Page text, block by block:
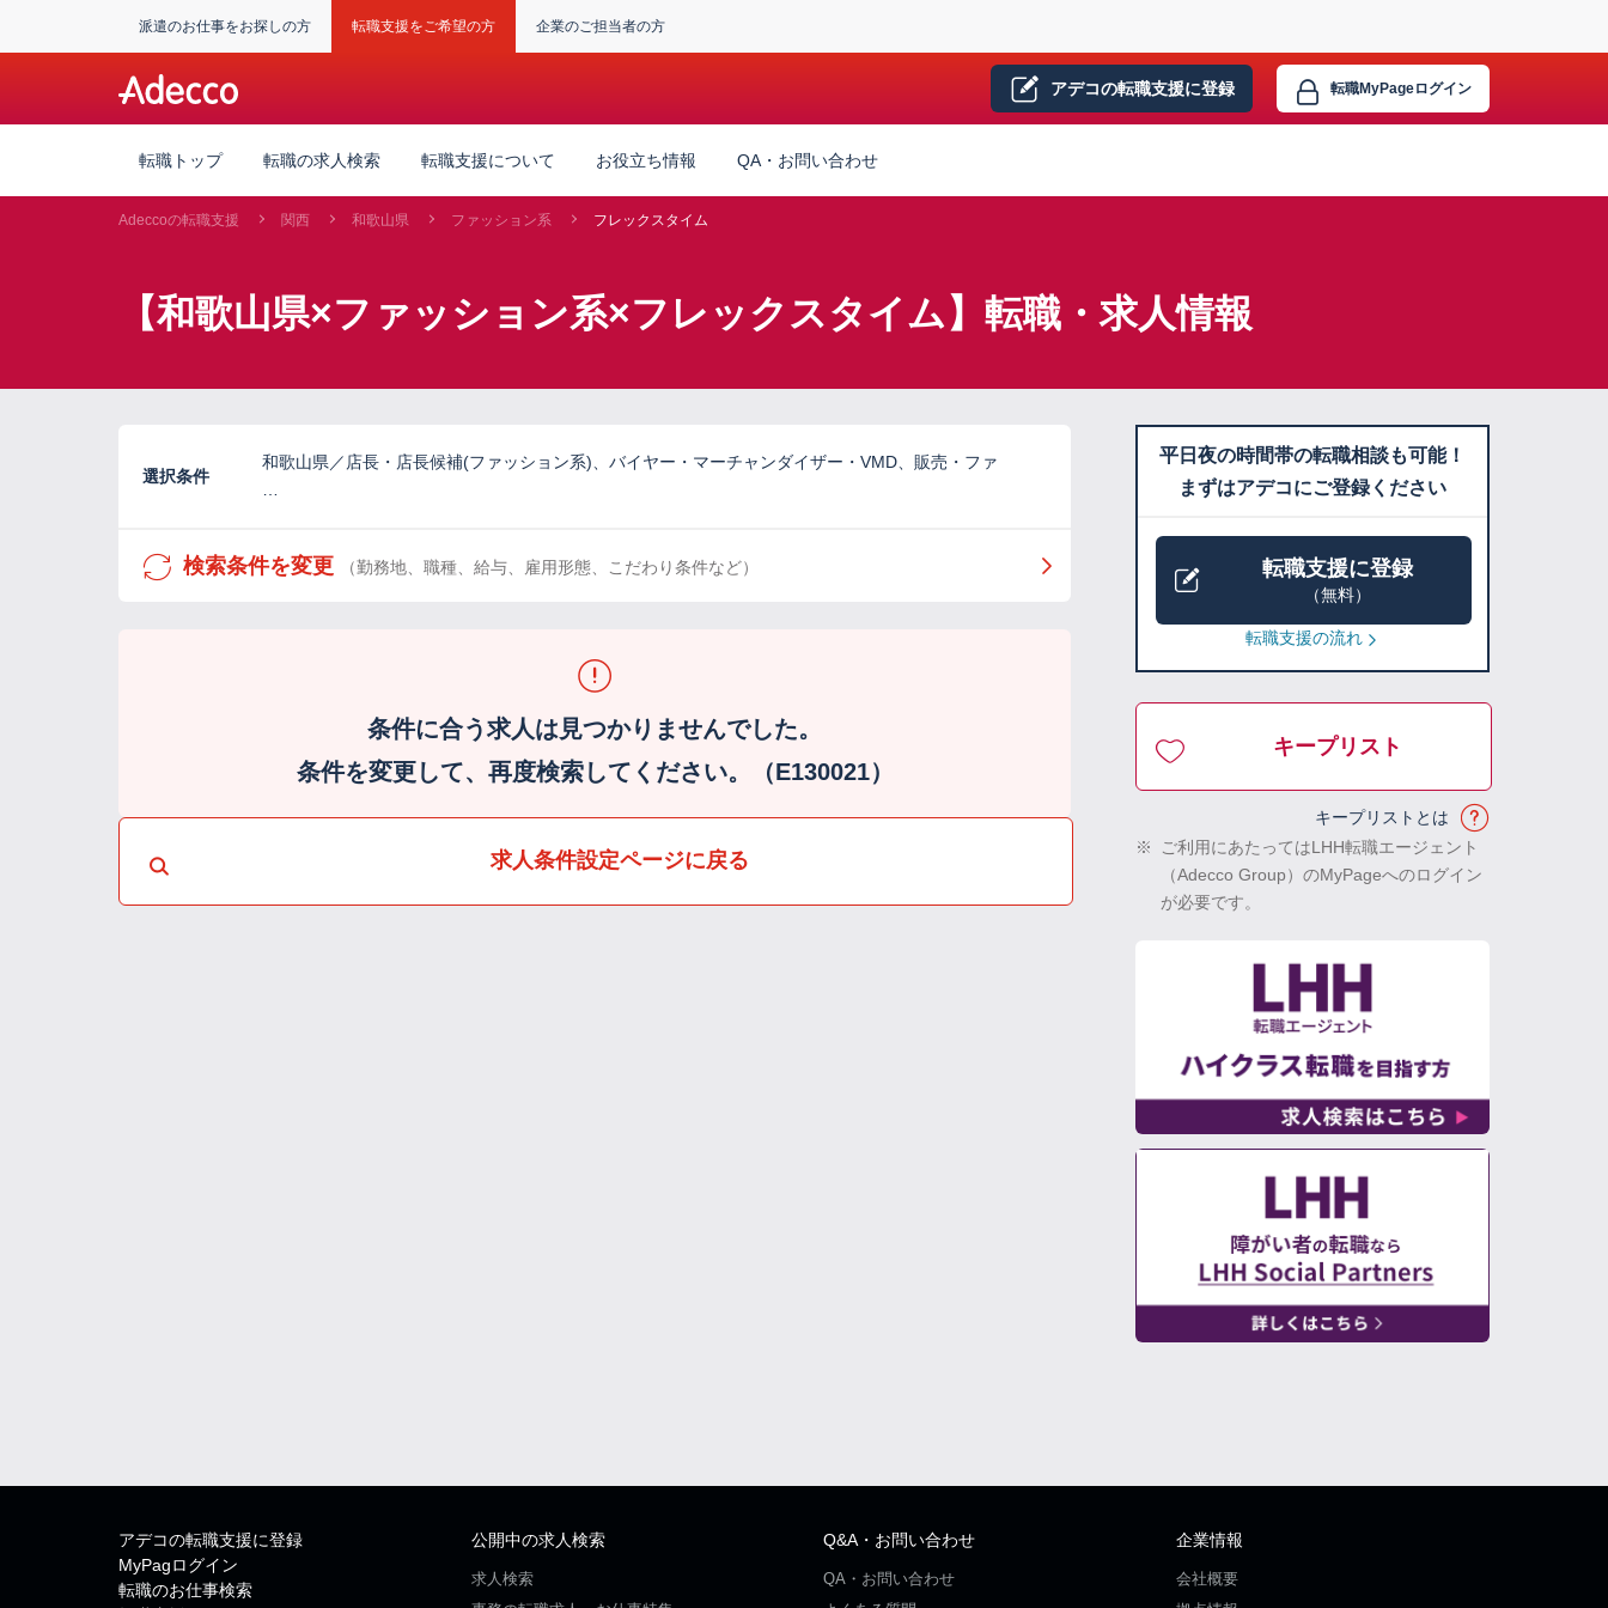
派遣のお仕事をお探しの方 転職支援をご希望の方 企業のご担当者の方
アデコの転職支援に登録 転職MyPageログイン
転職トップ 転職の求人検索 転職支援について お役立ち情報 QA・お問い合わせ
Adeccoの転職支援 関西 和歌山県 ファッション系 フレックスタイム
【和歌山県×ファッション系×フレックスタイム】転職・求人情報
選択条件
和歌山県／店長・店長候補(ファッション系)、バイヤー・マーチャンダイザー・VMD、販売・ファ
検索条件を変更 （勤務地、職種、給与、雇用形態、こだわり条件など）
条件に合う求人は見つかりませんでした。
条件を変更して、再度検索してください。（E130021）
求人条件設定ページに戻る
平日夜の時間帯の転職相談も可能！
まずはアデコにご登録ください
転職支援に登録
（無料）
転職支援の流れ
キープリスト
キープリストとは
※
ご利用にあたってはLHH転職エージェント
（Adecco Group）のMyPageへのログイン
が必要です。
アデコの転職支援に登録
MyPagログイン
転職のお仕事検索
公開中の求人検索
求人検索
Q&A・お問い合わせ
QA・お問い合わせ
企業情報
会社概要